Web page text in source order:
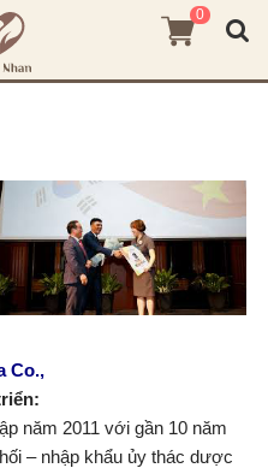
0
Co.,
năm 2011 với gần 10 năm
– nhập khẩu ủy thác dược